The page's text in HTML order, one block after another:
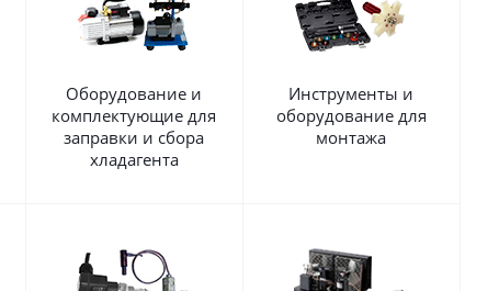
Оборудование и
комплектующие для
заправки и сбора
хладагента
Инструменты и
оборудование для
монтажа